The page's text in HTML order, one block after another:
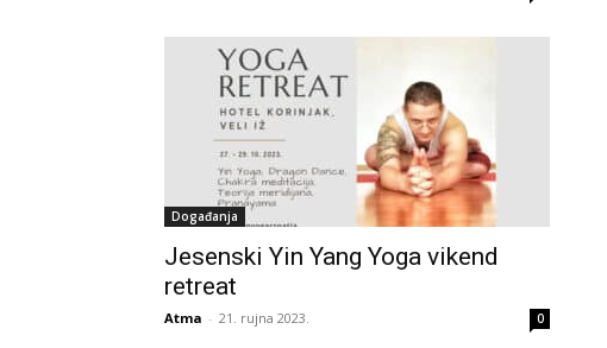
Događanja
Jesenski Yin Yang Yoga vikend
retreat
Atma - 21. rujna 2023. 0